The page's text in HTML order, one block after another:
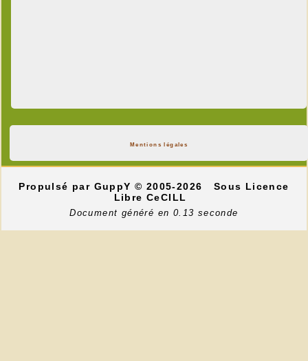
Mentions légales
Propulsé par GuppY© 2005-2026
Sous Licence
Libre CeCILL
Document généré en 0.13 seconde